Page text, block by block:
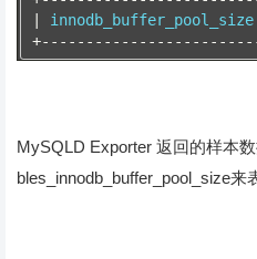
innodb_buffer_pool_size
MySQLD Exporter 返回的样本
bles_innodb_buffer_pool_size来